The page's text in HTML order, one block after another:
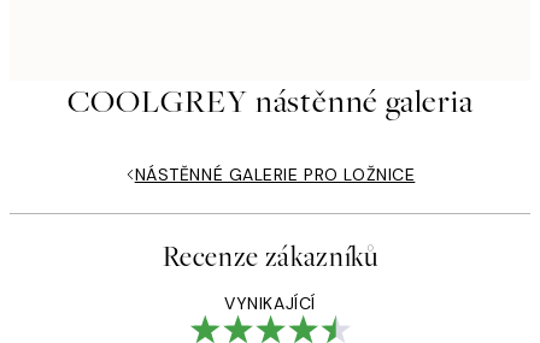
COOLGREY nástěnné galeria
NÁSTĚNNÉ GALERIE PRO LOŽNICE
Recenze zákazníků
VYNIKAJÍCÍ